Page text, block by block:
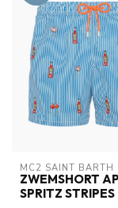
MC2 SAINT BARTH
ZWEMSHORT
SPRITZ STRIPES